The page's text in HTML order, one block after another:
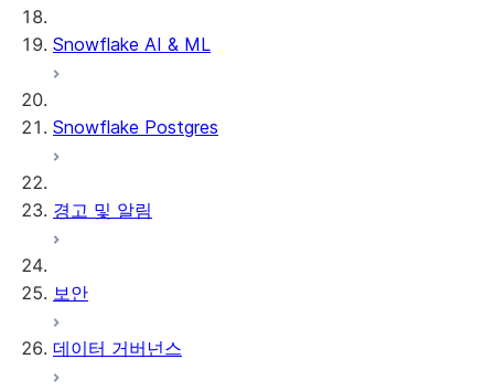
Snowflake AI & ML
Snowflake Postgres
경고 및 알림
보안
데이터 거버넌스